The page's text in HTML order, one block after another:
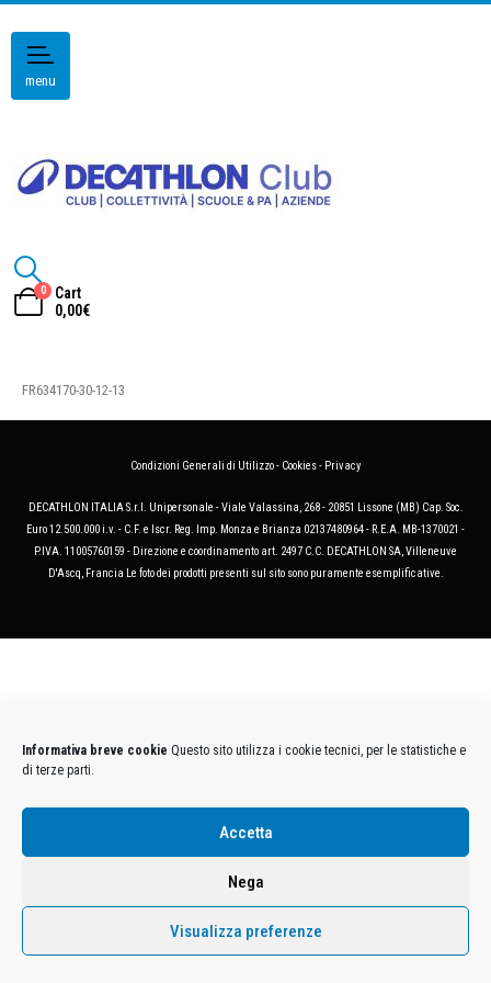
Informativa breve cookie Questo sito utilizza i cookie tecnici, per le statistiche e
di terze parti.
Accetta
Nega
Visualizza preferenze
menu
0
Cart
0,00€
FR634170-30-12-13
Condizioni Generali di Utilizzo- Cookies- Privacy
DECATHLON ITALIA S.r.l. Unipersonale - Viale Valassina, 268 - 20851 Lissone (MB) Cap. Soc.
Euro 12.500.000 i.v. - C.F. e Iscr. Reg. Imp. Monza e Brianza 02137480964 - R.E.A. MB-1370021 -
P.IVA. 11005760159 - Direzione e coordinamento art. 2497 C.C. DECATHLON SA, Villeneuve
D'Ascq, Francia Le foto dei prodotti presenti sul sito sono puramente esemplificative.